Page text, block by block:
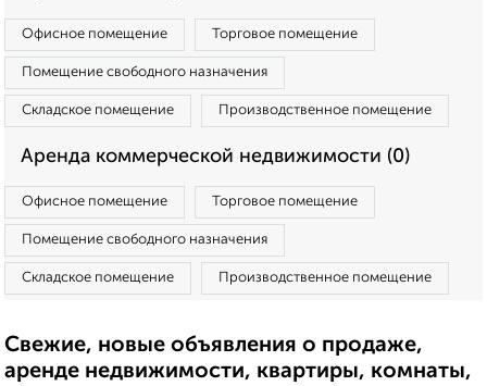
Офисное помещение Торговое помещение
Помещение свободного назначения
Складское помещение Производственное помещение
Аренда коммерческой недвижимости (0)
Офисное помещение Торговое помещение
Помещение свободного назначения
Складское помещение Производственное помещение
Свежие, новые объявления о продаже,
аренде недвижимости, квартиры, комнаты,